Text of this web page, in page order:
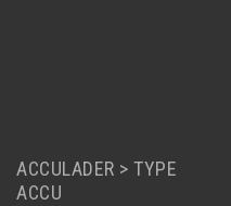
ACCULADER > TYPE
ACCU